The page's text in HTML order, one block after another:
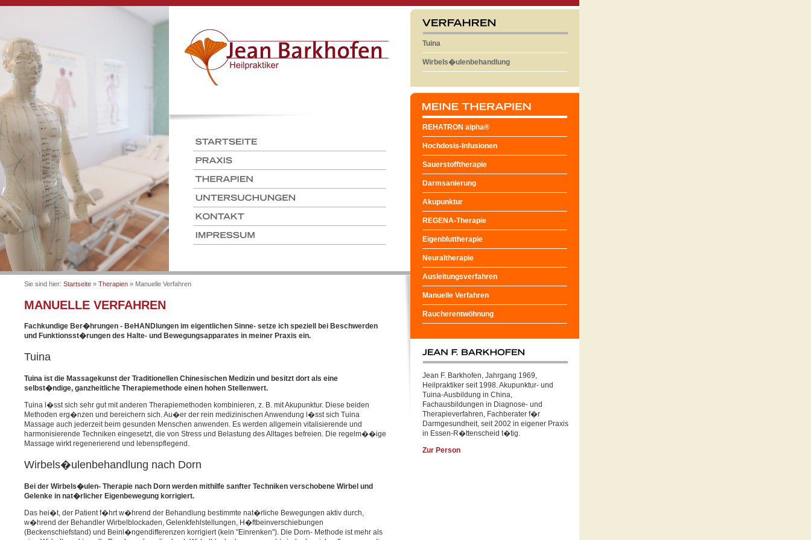
Sie sind hier: Startseite » Therapien » Manuelle Verfahren
MANUELLE VERFAHREN
Fachkundige Ber�hrungen - BeHANDlungen im eigentlichen Sinne- setze ich speziell bei Beschwerden
und Funktionsst�rungen des Halte- und Bewegungsapparates in meiner Praxis ein.
Tuina
Tuina ist die Massagekunst der Traditionellen Chinesischen Medizin und besitzt dort als eine
selbst�ndige, ganzheitliche Therapiemethode einen hohen Stellenwert.
Tuina l�sst sich sehr gut mit anderen Therapiemethoden kombinieren, z. B. mit Akupunktur. Diese beiden
Methoden erg�nzen und bereichern sich. Au�er der rein medizinischen Anwendung l�sst sich Tuina
Massage auch jederzeit beim gesunden Menschen anwenden. Es werden allgemein vitalisierende und
harmonisierende Techniken eingesetzt, die von Stress und Belastung des Alltages befreien. Die regelm��ige
Massage wirkt regenerierend und lebenspflegend.
Wirbels�ulenbehandlung nach Dorn
Bei der Wirbels�ulen- Therapie nach Dorn werden mithilfe sanfter Techniken verschobene Wirbel und
Gelenke in nat�rlicher Eigenbewegung korrigiert.
Das hei�t, der Patient f�hrt w�hrend der Behandlung bestimmte nat�rliche Bewegungen aktiv durch,
w�hrend der Behandler Wirbelblockaden, Gelenkfehlstellungen, H�ftbeinverschiebungen
(Beckenschiefstand) und Beinl�ngendifferenzen korrigiert (kein "Einrenken"). Die Dorn- Methode ist mehr als
Tuina
Wirbels�ulenbehandlung
REHATRON alpha®
Hochdosis-Infusionen
Sauerstofftherapie
Darmsanierung
Akupunktur
REGENA-Therapie
Eigenbluttherapie
Neuraltherapie
Ausleitungsverfahren
Manuelle Verfahren
Raucherentwöhnung
Jean F. Barkhofen, Jahrgang 1969,
Heilpraktiker seit 1998. Akupunktur- und
Tuina-Ausbildung in China,
Fachausbildungen in Diagnose- und
Therapieverfahren, Fachberater f�r
Darmgesundheit, seit 2002 in eigener Praxis
in Essen-R�ttenscheid t�tig.
Zur Person